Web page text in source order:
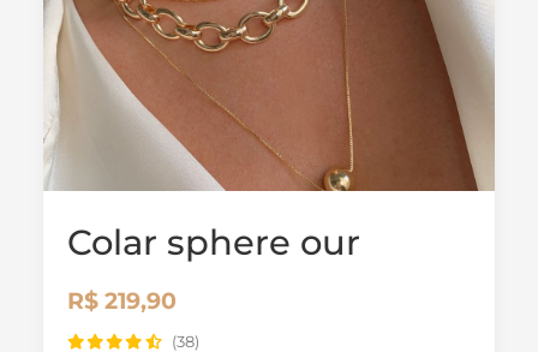
Colar sphere our
R$ 219,90
(38)